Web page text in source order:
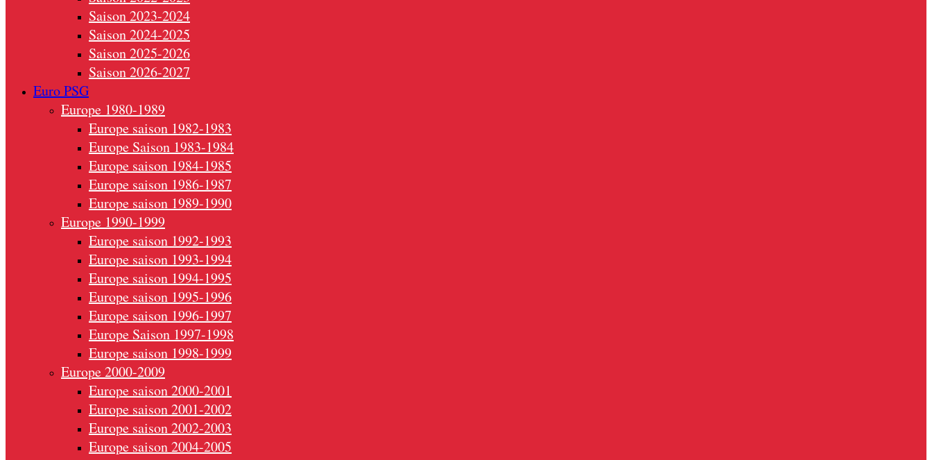
Saison 2023-2024
Saison 2024-2025
Saison 2025-2026
Saison 2026-2027
Euro PSG
Europe 1980-1989
Europe saison 1982-1983
Europe Saison 1983-1984
Europe saison 1984-1985
Europe saison 1986-1987
Europe saison 1989-1990
Europe 1990-1999
Europe saison 1992-1993
Europe saison 1993-1994
Europe saison 1994-1995
Europe saison 1995-1996
Europe saison 1996-1997
Europe Saison 1997-1998
Europe saison 1998-1999
Europe 2000-2009
Europe saison 2000-2001
Europe saison 2001-2002
Europe saison 2002-2003
Europe saison 2004-2005